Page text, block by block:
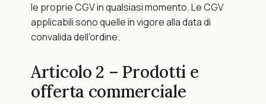
le proprie CGV in qualsiasi momento. Le CGV
applicabili sono quelle in vigore alla data di
convalida dell'ordine.
Articolo 2 – Prodotti e
offerta commerciale